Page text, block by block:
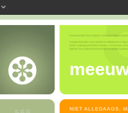
NIET ALLEDAAGS,